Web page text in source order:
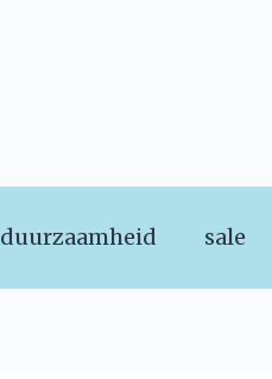
duurzaamheid sale